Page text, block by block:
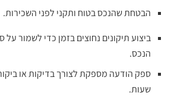
הבטחת שהנכס בטוח ותקני לפני השכירות.
ביצוע תיקונים נחוצים בזמן כדי לשמור
הנכס.
שעות.